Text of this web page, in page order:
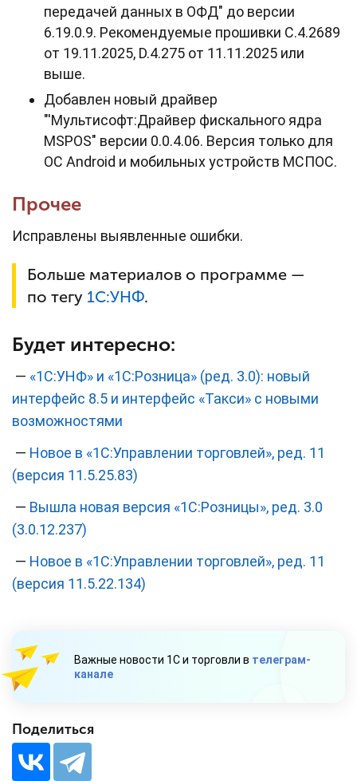
передачей данных в ОФД" до версии
6.19.0.9. Рекомендуемые прошивки C.4.2689
от 19.11.2025, D.4.275 от 11.11.2025 или
выше.
Добавлен новый драйвер
"'Мультисофт:Драйвер фискального ядра
MSPOS" версии 0.0.4.06. Версия только для
ОС Android и мобильных устройств МСПОС.
Прочее
Исправлены выявленные ошибки.
Больше материалов о программе —
по тегу 1С:УНФ.
Будет интересно:
— «1С:УНФ» и «1С:Розница» (ред. 3.0): новый
интерфейс 8.5 и интерфейс «Такси» с новыми
возможностями
— Новое в «1С:Управлении торговлей», ред. 11
(версия 11.5.25.83)
— Вышла новая версия «1С:Розницы», ред. 3.0
(3.0.12.237)
— Новое в «1С:Управлении торговлей», ред. 11
(версия 11.5.22.134)
Важные новости 1С и торговли в телеграм-
канале
Поделиться